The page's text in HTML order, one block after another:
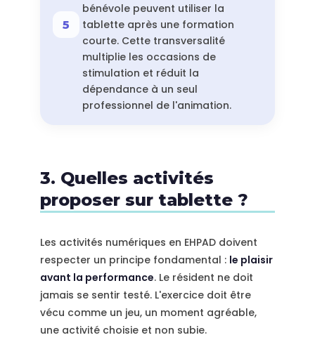
bénévole peuvent utiliser la
tablette après une formation
courte. Cette transversalité
multiplie les occasions de
stimulation et réduit la
dépendance à un seul
professionnel de l'animation.
3. Quelles activités
proposer sur tablette ?
Les activités numériques en EHPAD doivent
respecter un principe fondamental : le plaisir
avant la performance. Le résident ne doit
jamais se sentir testé. L'exercice doit être
vécu comme un jeu, un moment agréable,
une activité choisie et non subie.